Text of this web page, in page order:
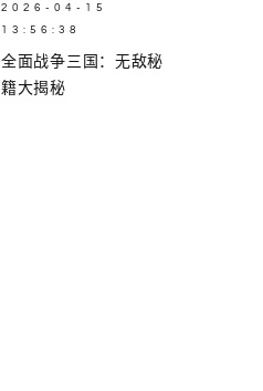
2026-04-15
13:56:38
全面战争三国：无敌秘
籍大揭秘